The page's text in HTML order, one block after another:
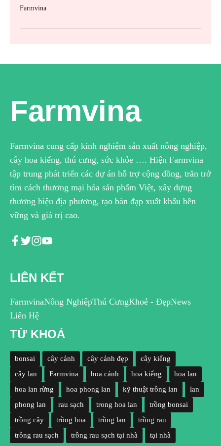
Farmvina
Farmvina
Farmvina cung cấp kinh nghiệm sản xuất nông nghiệp,
cây hoa kiểng, thú cưng, sức khỏe …. Hiện Farmvina
tập trung phát triển các dự án hỗ trợ cộng đồng, trăn trở
tìm cách thương mại hóa sản phẩm Việt, xây dựng
thương hiệu địa phương, tạo bàn đạp xuất khẩu bền
vững và giá trị cao.
LIÊN KẾT
FarmvinaNông NghiệpThú CưngKhoẻ - ĐẹpNews
Liên Hệ
TỪ KHOÁ
bonsai cây cảnh cây cảnh đẹp
cây kiểng
cây lan
Farmvina hoa cảnh hoa kiểng
hoa lan
hoa lan rừng
hoa phong lan kỹ thuật trồng lan
lan
phong lan
rau sạch trong hoa lan
trồng bonsai
trồng cây
trồng hoa trồng lan
trồng rau
trồng rau sạch
trồng rau sạch tại nhà tại nhà